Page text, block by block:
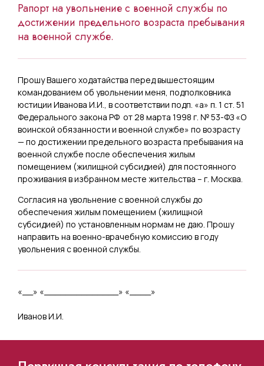
Рапорт на увольнение с военной службы по
достижении предельного возраста пребывания
на военной службе.
Прошу Вашего ходатайства перед вышестоящим
командованием об увольнении меня, подполковника
юстиции Иванова И.И., в соответствии подп. «а» п. 1 ст. 51
Федерального закона РФ от 28 марта 1998 г. № 53-ФЗ «О
воинской обязанности и военной службе» по возрасту
— по достижении предельного возраста пребывания на
военной службе после обеспечения жилым
помещением (жилищной субсидией) для постоянного
проживания в избранном месте жительства – г. Москва.
Согласия на увольнение с военной службы до
обеспечения жилым помещением (жилищной
субсидией) по установленным нормам не даю. Прошу
направить на военно-врачебную комиссию в году
увольнения с военной службы.
«__» «______________» «____»
Иванов И.И.